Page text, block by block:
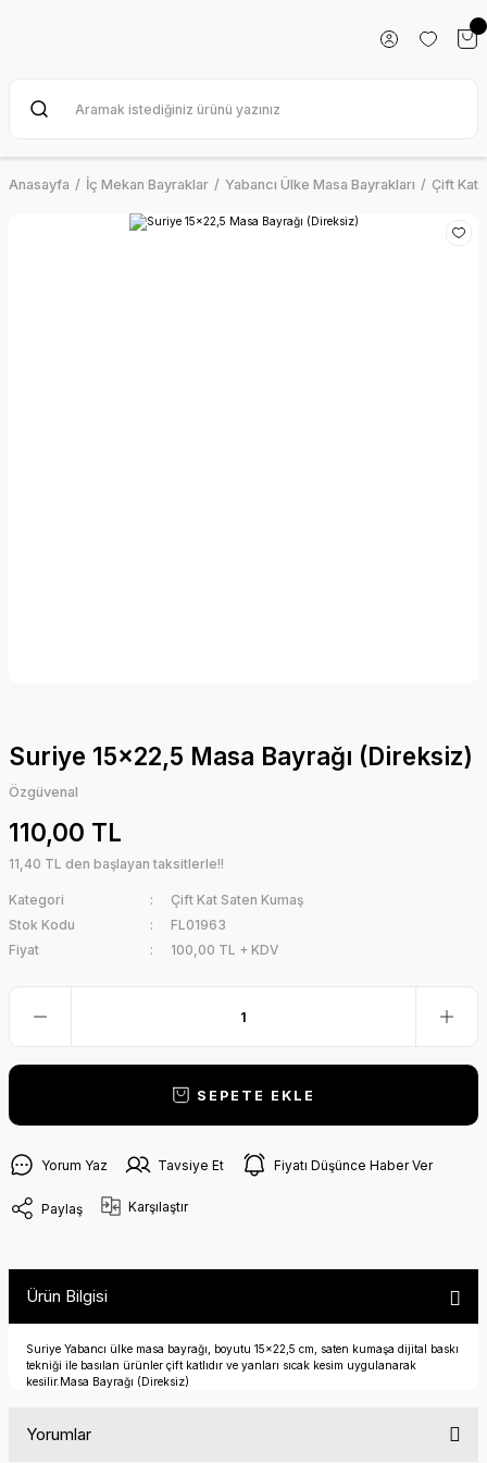
Anasayfa İç Mekan Bayraklar Yabancı Ülke Masa Bayrakları Çift Kat
Suriye 15x22,5 Masa Bayrağı (Direksiz)
Özgüvenal
110,00 TL
11,40 TL den başlayan taksitlerle!!
Kategori
Çift Kat Saten Kumaş
Stok Kodu
FL01963
Fiyat
100,00 TL + KDV
SEPETE EKLE
Yorum Yaz Tavsiye Et Fiyatı Düşünce Haber Ver
Paylaş Karşılaştır
Ürün Bilgisi
Suriye Yabancı ülke masa bayrağı, boyutu 15x22,5 cm, saten kumaşa dijital baskı
tekniği ile basılan ürünler çift katlıdır ve yanları sıcak kesim uygulanarak
kesilir.Masa Bayrağı (Direksiz)
Yorumlar